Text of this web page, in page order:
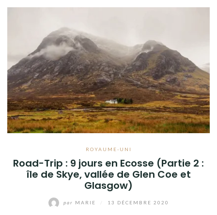
ROYAUME-UNI
Road-Trip : 9 jours en Ecosse (Partie 2 :
île de Skye, vallée de Glen Coe et
Glasgow)
par MARIE 13 DÉCEMBRE 2020